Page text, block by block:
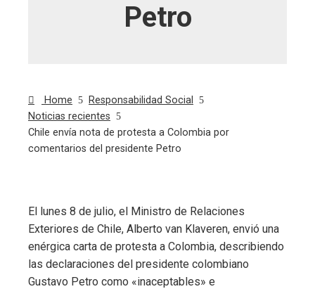
Petro
Home
Responsabilidad Social
Noticias recientes
Chile envía nota de protesta a Colombia por
comentarios del presidente Petro
El lunes 8 de julio, el Ministro de Relaciones
Exteriores de Chile, Alberto van Klaveren, envió una
enérgica carta de protesta a Colombia, describiendo
las declaraciones del presidente colombiano
Gustavo Petro como «inaceptables» e